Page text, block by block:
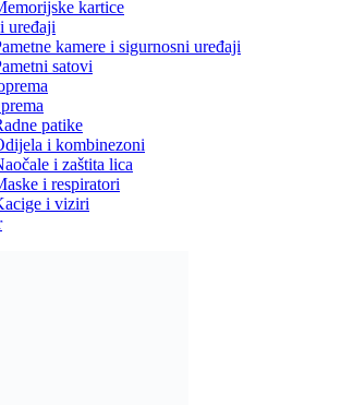
kartice
uređaji
kamere i sigurnosni uređaji
satovi
patike
i kombinezoni
i zaštita lica
i respiratori
i viziri